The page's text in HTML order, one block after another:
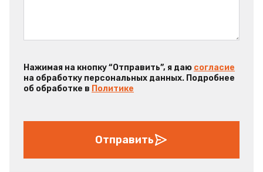
Нажимая на кнопку “Отправить”, я даю согласие
на обработку персональных данных. Подробнее
об обработке в Политике
Отправить